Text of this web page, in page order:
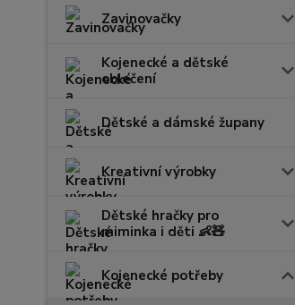
Zavinovačky
Kojenecké a dětské
oblečení
Dětské a dámské župany
Kreativní výrobky
Dětské hračky pro
miminka i děti 👶🧸
Kojenecké potřeby